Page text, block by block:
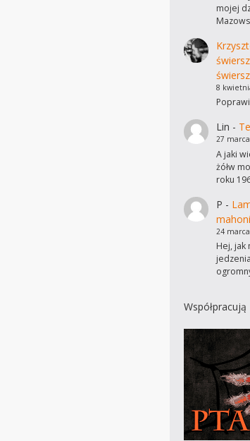
mojej
8
Lin -
27
A jaki
żółw
roku
P -
24
Hej, jak